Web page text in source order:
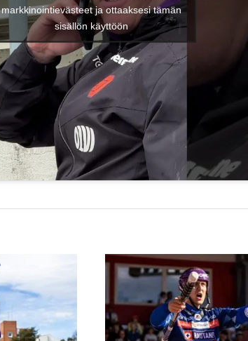
markkinointievästeet ja ottaaksesi tämän
sisällön käyttöön